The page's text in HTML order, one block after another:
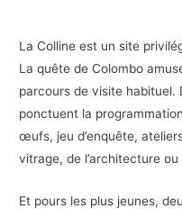
La Colline est un site
La quête de Colombo
parcours de visite habituel.
ponctuent la
œufs, jeu d’enquête,
vitrage, de l’architecture ou
Et pours les plus jeunes,